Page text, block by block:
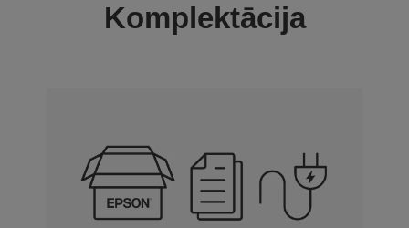
Komplektācija